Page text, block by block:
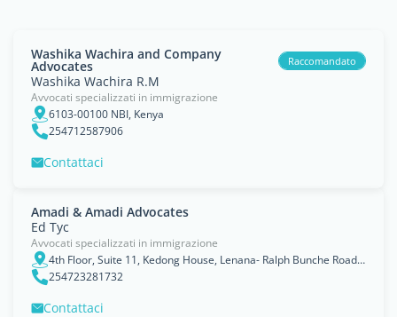
Washika Wachira and Company
Advocates Raccomandato
Washika Wachira R.M
Avvocati specializzati in immigrazione
6103-00100 NBI, Kenya
254712587906
Contattaci
Amadi & Amadi Advocates
Ed Tyc
Avvocati specializzati in immigrazione
4th Floor, Suite 11, Kedong House, Lenana- Ralph Bunche Road JunctionP. O Box 50791 - 00100
254723281732
Contattaci